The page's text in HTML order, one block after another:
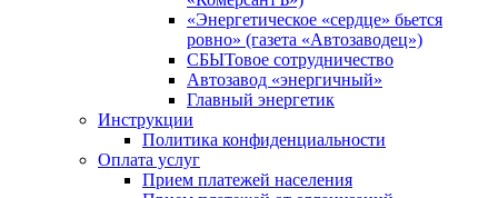
«Энергетическое «сердце» бьется
ровно» (газета «Автозаводец»)
СБЫТовое сотрудничество
Автозавод «энергичный»
Главный энергетик
Инструкции
Политика конфиденциальности
Оплата услуг
Прием платежей населения